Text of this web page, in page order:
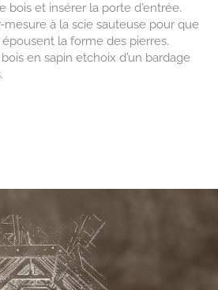
bois et insérer la porte d’entrée.
mesure à la scie sauteuse pour que
la forme des pierres.
en sapin etchoix d’un bardage